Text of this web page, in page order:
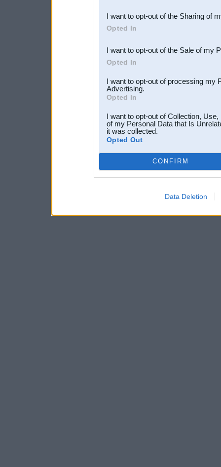
Downstream Participants
third parties.
I want to opt-out of the Sharing of
Opted In
I want to opt-out of the Sale of my
Opted In
I want to opt-out of processing my
Advertising.
Opted In
I want to opt-out of Collection,
of my Personal Data that Is
it was collected.
Opted Out
CONFIRM
Data Deletion